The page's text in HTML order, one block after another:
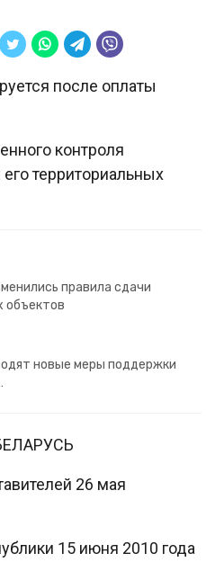
после оплаты
контроля
территориальных
правила сдачи
объектов
новые меры поддержки
26 мая
15 июня 2010 года